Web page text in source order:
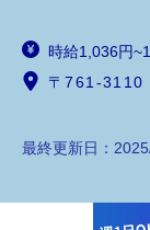
時給1,036円
〒761-3110
最終更新日：